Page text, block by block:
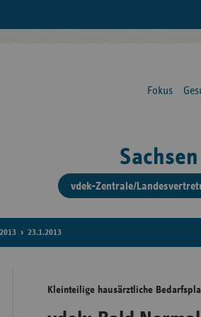
Fokus
Sachsen
vdek-Zentrale/
2013 23.1.2013
Kleinteilige hausärztliche